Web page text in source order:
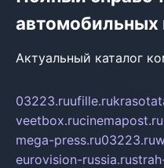
автомобильных
Актуальный каталог
03223.ruufille.ru
veetbox.rucinemapost.ru
mega-press.ru03223.ru
eurovision-russia.ru